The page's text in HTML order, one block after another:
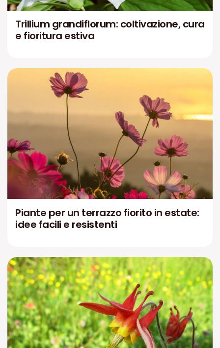
Trillium grandiflorum: coltivazione, cura
e fioritura estiva
Piante per un terrazzo fiorito in estate:
idee facili e resistenti